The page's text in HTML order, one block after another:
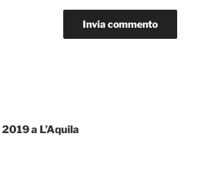
a L’Aquila